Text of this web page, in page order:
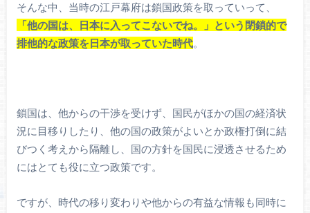
そんな中、当時の江戸幕府は鎖国政策を取っていって、
「他の国は、日本に入ってこないでね。」という閉鎖的で
排他的な政策を日本が取っていた時代。
鎖国は、他からの干渉を受けず、国民がほかの国の経済状
況に目移りしたり、他の国の政策がよいとか政権打倒に結
びつく考えから隔離し、国の方針を国民に浸透させるため
にはとても役に立つ政策です。
ですが、時代の移り変わりや他からの有益な情報も同時に